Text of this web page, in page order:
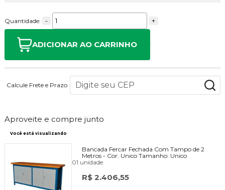
Quantidade: - +
ADICIONAR AO CARRINHO
Calcule Frete e Prazo
Aproveite e compre junto
Você está visualizando
Bancada Fercar Fechada Com Tampo de 2
Metros - Cor: Unico Tamanho: Unico
01 unidade
R$ 2.406,55